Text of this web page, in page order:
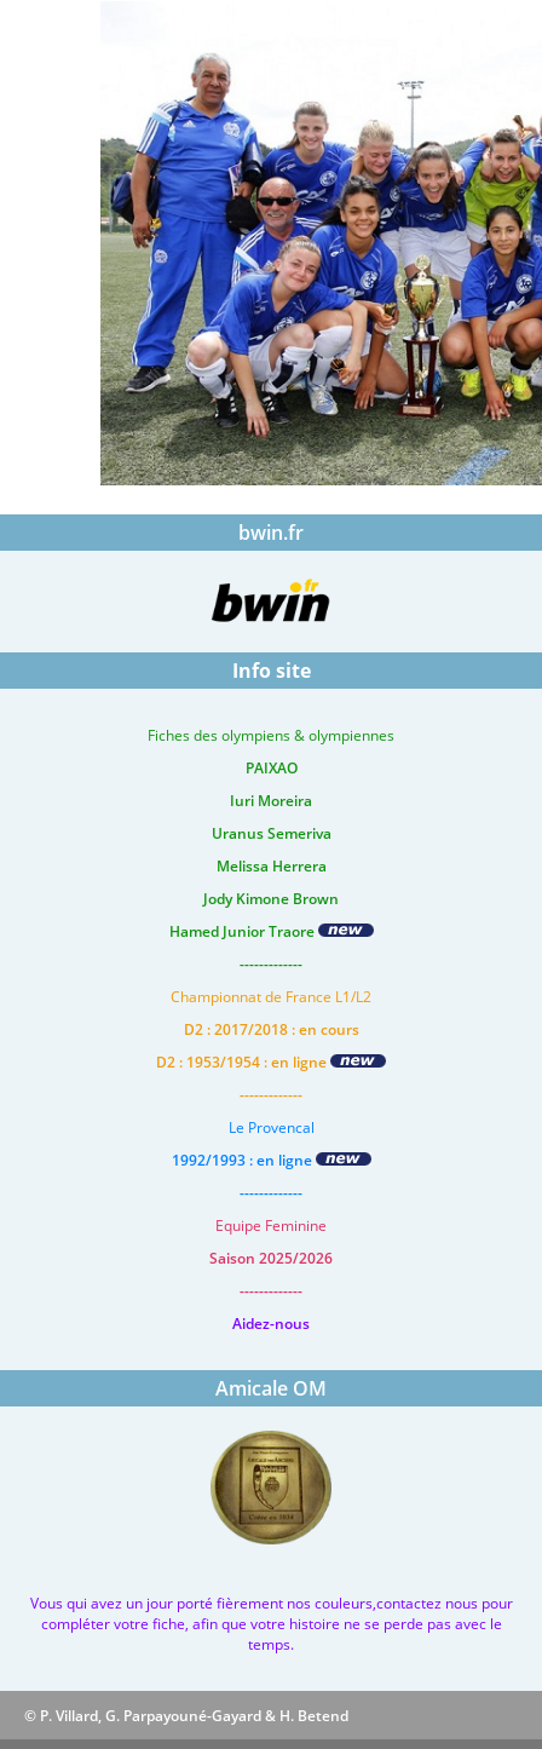
bwin.fr
Info site
Fiches des olympiens & olympiennes
PAIXAO
Iuri Moreira
Uranus Semeriva
Melissa Herrera
Jody Kimone Brown
Hamed Junior Traore
-------------
Championnat de France L1/L2
D2 : 2017/2018 : en cours
D2 : 1953/1954 : en ligne
-------------
Le Provencal
1992/1993 : en ligne
-------------
Equipe Feminine
Saison 2025/2026
-------------
Aidez-nous
Amicale OM
Vous qui avez un jour porté fièrement nos couleurs,contactez nous pour
compléter votre fiche, afin que votre histoire ne se perde pas avec le
temps.
© P. Villard, G. Parpayouné-Gayard & H. Betend